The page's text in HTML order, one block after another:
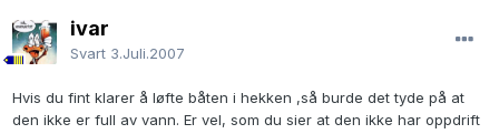
ivar
Svart 3.Juli.2007
Hvis du fint klarer å løfte båten i hekken ,så burde det tyde på at
den ikke er full av vann. Er vel, som du sier at den ikke har oppdrift